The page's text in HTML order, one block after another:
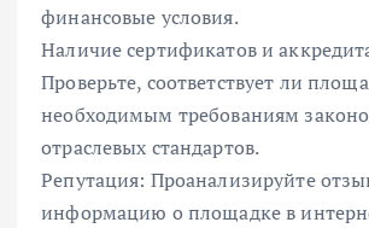
финансовые условия.
Наличие сертификатов и
Проверьте, соответствует ли
необходимым требованиям
отраслевых стандартов.
Репутация: Проанализируйте
информацию о площадке в